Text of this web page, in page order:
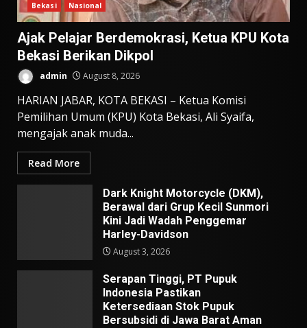
Bekasi Nasional
Ajak Pelajar Berdemokrasi, Ketua KPU Kota
Bekasi Berikan Dikpol
admin August 8, 2026
HARIAN JABAR, KOTA BEKASI – Ketua Komisi
Pemilihan Umum (KPU) Kota Bekasi, Ali Syaifa,
mengajak anak muda...
Read More
Dark Knight Motorcycle (DKM),
Berawal dari Grup Kecil Sunmori
Kini Jadi Wadah Penggemar
Harley-Davidson
August 3, 2026
Serapan Tinggi, PT Pupuk
Indonesia Pastikan
Ketersediaan Stok Pupuk
Bersubsidi di Jawa Barat Aman